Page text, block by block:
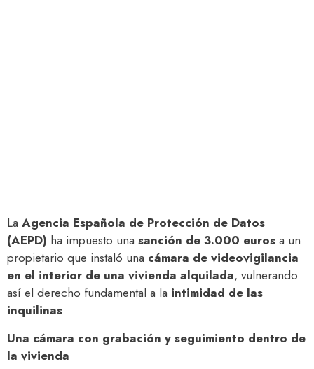
La Agencia Española de Protección de Datos
(AEPD) ha impuesto una sanción de 3.000 euros a un
propietario que instaló una cámara de videovigilancia
en el interior de una vivienda alquilada, vulnerando
así el derecho fundamental a la intimidad de las
inquilinas.
Una cámara con grabación y seguimiento dentro de
la vivienda